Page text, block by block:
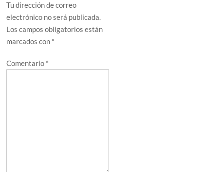
Tu dirección de correo
electrónico no será publicada.
Los campos obligatorios están
marcados con *
Comentario *